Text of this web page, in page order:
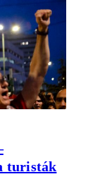
turisták